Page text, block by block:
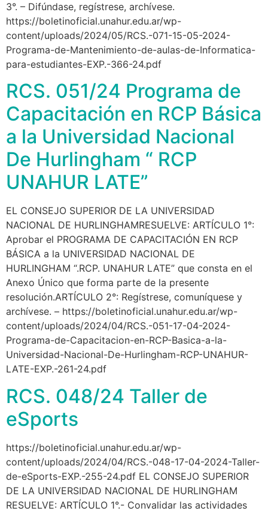
3°. – Difúndase, regístrese, archívese.
https://boletinoficial.unahur.edu.ar/wp-
content/uploads/2024/05/RCS.-071-15-05-2024-
Programa-de-Mantenimiento-de-aulas-de-Informatica-
para-estudiantes-EXP.-366-24.pdf
RCS. 051/24 Programa de
Capacitación en RCP Básica
a la Universidad Nacional
De Hurlingham “ RCP
UNAHUR LATE”
EL CONSEJO SUPERIOR DE LA UNIVERSIDAD
NACIONAL DE HURLINGHAMRESUELVE: ARTÍCULO 1°:
Aprobar el PROGRAMA DE CAPACITACIÓN EN RCP
BÁSICA a la UNIVERSIDAD NACIONAL DE
HURLINGHAM “.RCP. UNAHUR LATE” que consta en el
Anexo Único que forma parte de la presente
resolución.ARTÍCULO 2°: Regístrese, comuníquese y
archívese. – https://boletinoficial.unahur.edu.ar/wp-
content/uploads/2024/04/RCS.-051-17-04-2024-
Programa-de-Capacitacion-en-RCP-Basica-a-la-
Universidad-Nacional-De-Hurlingham-RCP-UNAHUR-
LATE-EXP.-261-24.pdf
RCS. 048/24 Taller de
eSports
https://boletinoficial.unahur.edu.ar/wp-
content/uploads/2024/04/RCS.-048-17-04-2024-Taller-
de-eSports-EXP.-255-24.pdf EL CONSEJO SUPERIOR
DE LA UNIVERSIDAD NACIONAL DE HURLINGHAM
RESUELVE: ARTÍCULO 1°.- Convalidar las actividades